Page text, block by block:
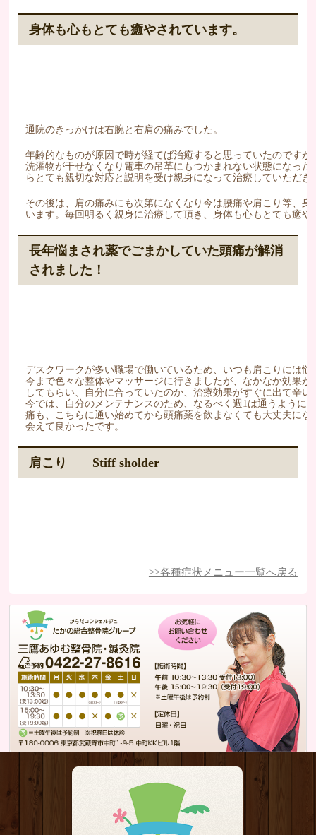
身体も心もとても癒やされています。
通院のきっかけは右腕と右肩の痛みでした。
年齢的なものが原因で時が経てば治癒すると思っていたのです
洗濯物が干せなくなり電車の吊革にもつかまれない状態になっ
らとても親切な対応と説明を受け親身になって治療していただき
その後は、肩の痛みにも次第になくなり今は腰痛や肩こり等、
います。毎回明るく親身に治療して頂き、身体も心もとても癒や
長年悩まされ薬でごまかしていた頭痛が解消
されました！
デスクワークが多い職場で働いているため、いつも肩こりには悩
今まで色々な整体やマッサージに行きましたが、なかなか効果
してもらい、自分に合っていたのか、治療効果がすぐに出て辛
今では、自分のメンテナンスのため、なるべく週1は通うように
痛も、こちらに通い始めてから頭痛薬を飲まなくても大丈夫に
会えて良かったです。
肩こり Stiff sholder
>>各種症状メニュー一覧へ戻る